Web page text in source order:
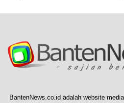
BantenNews.co.id adalah website